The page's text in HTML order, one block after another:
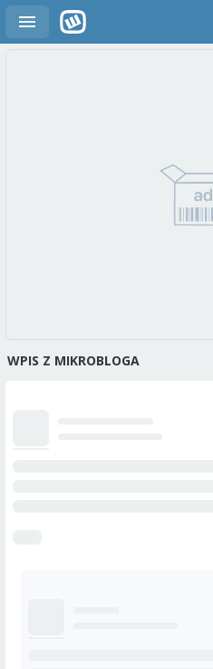
WPIS Z MIKROBLOGA